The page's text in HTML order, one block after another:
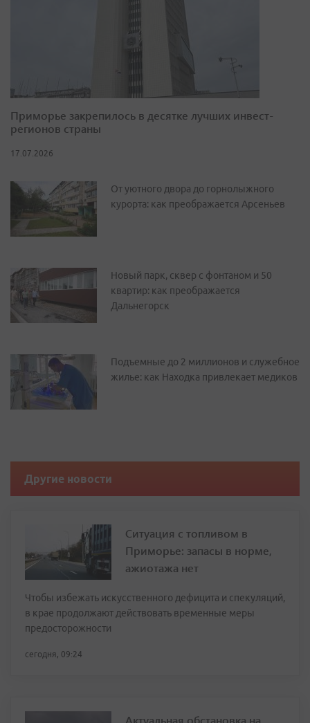
Приморье закрепилось в десятке лучших инвест-
регионов страны
17.07.2026
От уютного двора до горнолыжного
курорта: как преображается Арсеньев
Новый парк, сквер с фонтаном и 50
квартир: как преображается
Дальнегорск
Подъемные до 2 миллионов и служебное
жилье: как Находка привлекает медиков
Другие новости
Ситуация с топливом в
Приморье: запасы в норме,
ажиотажа нет
Чтобы избежать искусственного дефицита и спекуляций,
в крае продолжают действовать временные меры
предосторожности
сегодня, 09:24
Актуальная обстановка на